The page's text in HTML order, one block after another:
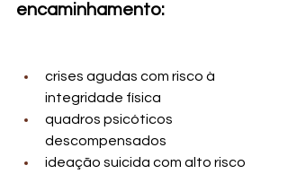
encaminhamento:
crises agudas com risco à
integridade física
quadros psicóticos
descompensados
ideação suicida com alto risco